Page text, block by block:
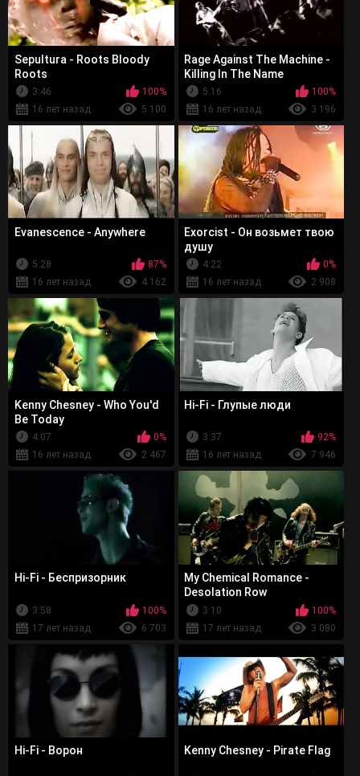
Sepultura - Roots Bloody
Roots
3:46
100%
16 лет назад
5 100
Rage Against The Machine -
Killing In The Name
5:16
100%
16 лет назад
3 196
Evanescence - Anywhere
5:28
87%
16 лет назад
4 162
Exorcist - Он возьмет твою
душу
4:22
0%
16 лет назад
2 908
Kenny Chesney - Who You'd
Be Today
4:07
0%
16 лет назад
2 467
Hi-Fi - Глупые люди
3:37
92%
16 лет назад
7 946
Hi-Fi - Беспризорник
3:58
100%
17 лет назад
6 703
My Chemical Romance -
Desolation Row
3:10
100%
17 лет назад
3 080
Hi-Fi - Ворон Kenny Chesney - Pirate Flag